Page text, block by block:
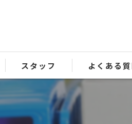
スタッフ よくある